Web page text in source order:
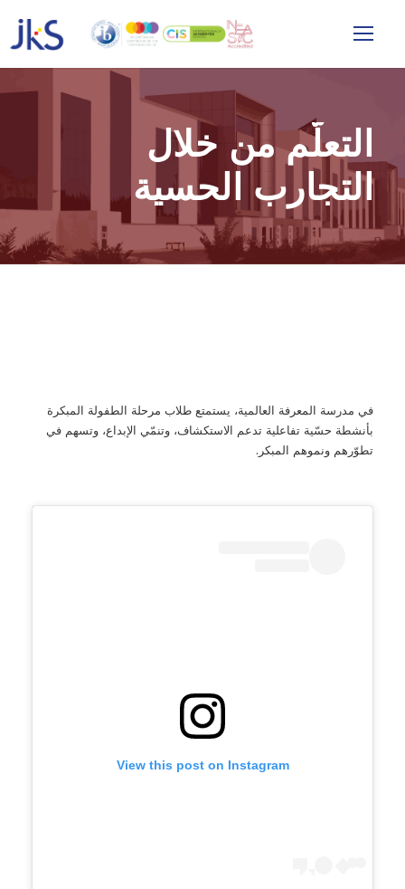
التعلّم من خلال
التجارب الحسية
في مدرسة المعرفة العالمية، يستمتع طلاب مرحلة الطفولة المبكرة
بأنشطة حسّية تفاعلية تدعم الاستكشاف، وتنمّي الإبداع، وتسهم في
تطوّرهم ونموهم المبكر.
View this post on Instagram